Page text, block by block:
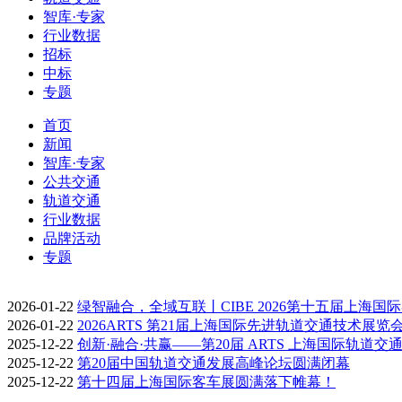
智库·专家
行业数据
招标
中标
专题
首页
新闻
智库·专家
公共交通
轨道交通
行业数据
品牌活动
专题
2026-01-22 绿智融合，全域互联丨CIBE 2026第十五届上海国
2026-01-22 2026ARTS 第21届上海国际先进轨道交通技术展览
2025-12-22 创新·融合·共赢——第20届 ARTS 上海国际轨道交
2025-12-22 第20届中国轨道交通发展高峰论坛圆满闭幕
2025-12-22 第十四届上海国际客车展圆满落下帷幕！